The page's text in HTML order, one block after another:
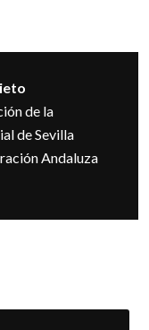
de la
de Sevilla
Andaluza